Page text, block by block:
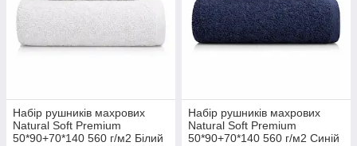
Набір рушників махрових
Natural Soft Premium
50*90+70*140 560 г/м2 Білий
Набір рушників махрових
Natural Soft Premium
50*90+70*140 560 г/м2 Синій